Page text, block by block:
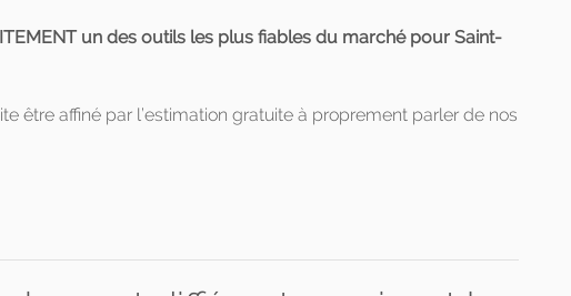
un des outils les plus fiables du marché pour Saint-
être affiné par l’estimation gratuite à proprement parler de nos